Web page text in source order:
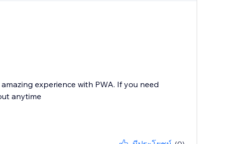
experience with PWA. If you need
anytime